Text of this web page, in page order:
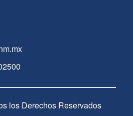
los Derechos Reservados